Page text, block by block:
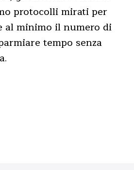
protocolli mirati per
al minimo il numero di
tempo senza